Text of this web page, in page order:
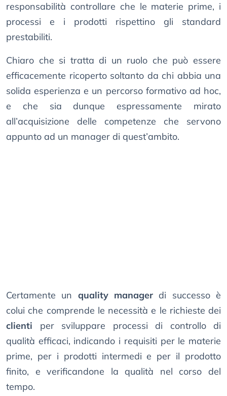
responsabilità controllare che le materie prime, i
processi e i prodotti rispettino gli standard
prestabiliti.
Chiaro che si tratta di un ruolo che può essere
efficacemente ricoperto soltanto da chi abbia una
solida esperienza e un percorso formativo ad hoc,
e che sia dunque espressamente mirato
all’acquisizione delle competenze che servono
appunto ad un manager di quest’ambito.
Certamente un quality manager di successo è
colui che comprende le necessità e le richieste dei
clienti per sviluppare processi di controllo di
qualità efficaci, indicando i requisiti per le materie
prime, per i prodotti intermedi e per il prodotto
finito, e verificandone la qualità nel corso del
tempo.